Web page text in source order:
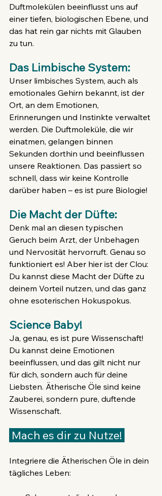
Duftmolekülen beeinflusst uns auf
einer tiefen, biologischen Ebene, und
das hat rein gar nichts mit Glauben
zu tun.
Das Limbische System:
Unser limbisches System, auch als
emotionales Gehirn bekannt, ist der
Ort, an dem Emotionen,
Erinnerungen und Instinkte verwaltet
werden. Die Duftmoleküle, die wir
einatmen, gelangen binnen
Sekunden dorthin und beeinflussen
unsere Reaktionen. Das passiert so
schnell, dass wir keine Kontrolle
darüber haben – es ist pure Biologie!
Die Macht der Düfte:
Denk mal an diesen typischen
Geruch beim Arzt, der Unbehagen
und Nervosität hervorruft. Genau so
funktioniert es! Aber hier ist der Clou:
Du kannst diese Macht der Düfte zu
deinem Vorteil nutzen, und das ganz
ohne esoterischen Hokuspokus.
Science Baby!
Ja, genau, es ist pure Wissenschaft!
Du kannst deine Emotionen
beeinflussen, und das gilt nicht nur
für dich, sondern auch für deine
Liebsten. Ätherische Öle sind keine
Zauberei, sondern pure, duftende
Wissenschaft.
Mach es dir zu Nutze!
Integriere die Ätherischen Öle in dein
tägliches Leben: